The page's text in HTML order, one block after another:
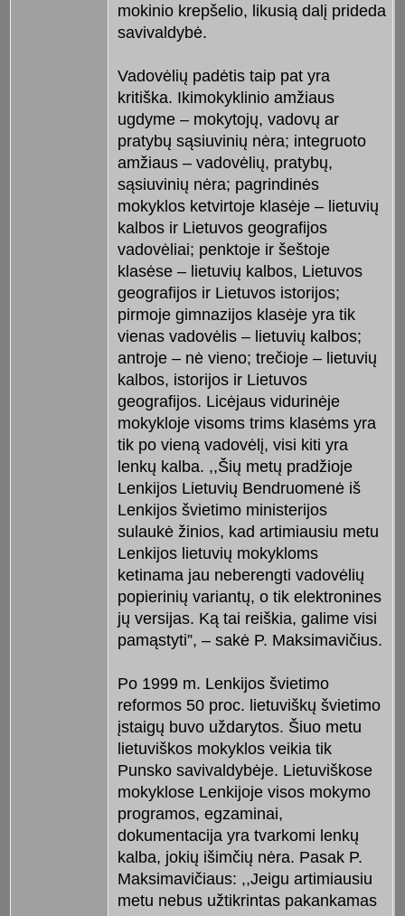
mokinio krepšelio, likusią dalį prideda
savivaldybė.
Vadovėlių padėtis taip pat yra
kritiška. Ikimokyklinio amžiaus
ugdyme – mokytojų, vadovų ar
pratybų sąsiuvinių nėra; integruoto
amžiaus – vadovėlių, pratybų,
sąsiuvinių nėra; pagrindinės
mokyklos ketvirtoje klasėje – lietuvių
kalbos ir Lietuvos geografijos
vadovėliai; penktoje ir šeštoje
klasėse – lietuvių kalbos, Lietuvos
geografijos ir Lietuvos istorijos;
pirmoje gimnazijos klasėje yra tik
vienas vadovėlis – lietuvių kalbos;
antroje – nė vieno; trečioje – lietuvių
kalbos, istorijos ir Lietuvos
geografijos. Licėjaus vidurinėje
mokykloje visoms trims klasėms yra
tik po vieną vadovėlį, visi kiti yra
lenkų kalba. ,,Šių metų pradžioje
Lenkijos Lietuvių Bendruomenė iš
Lenkijos švietimo ministerijos
sulaukė žinios, kad artimiausiu metu
Lenkijos lietuvių mokykloms
ketinama jau neberengti vadovėlių
popierinių variantų, o tik elektronines
jų versijas. Ką tai reiškia, galime visi
pamąstyti”, – sakė P. Maksimavičius.
Po 1999 m. Lenkijos švietimo
reformos 50 proc. lietuviškų švietimo
įstaigų buvo uždarytos. Šiuo metu
lietuviškos mokyklos veikia tik
Punsko savivaldybėje. Lietuviškose
mokyklose Lenkijoje visos mokymo
programos, egzaminai,
dokumentacija yra tvarkomi lenkų
kalba, jokių išimčių nėra. Pasak P.
Maksimavičiaus: ,,Jeigu artimiausiu
metu nebus užtikrintas pakankamas